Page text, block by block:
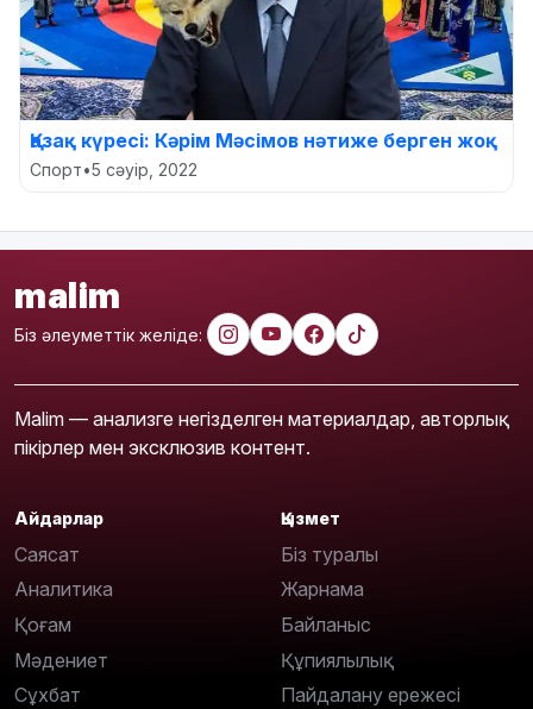
Қазақ күресі: Кәрім Мәсімов нәтиже берген жоқ
Спорт•5 сәуір, 2022
malim
Біз әлеуметтік желіде:
Malim — анализге негізделген материалдар, авторлық
пікірлер мен эксклюзив контент.
Айдарлар
Саясат
Аналитика
Қоғам
Мәдениет
Сұхбат
Қызмет
Біз туралы
Жарнама
Байланыс
Құпиялылық
Пайдалану ережесі